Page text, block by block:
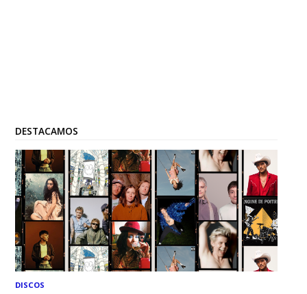
DESTACAMOS
DISCOS